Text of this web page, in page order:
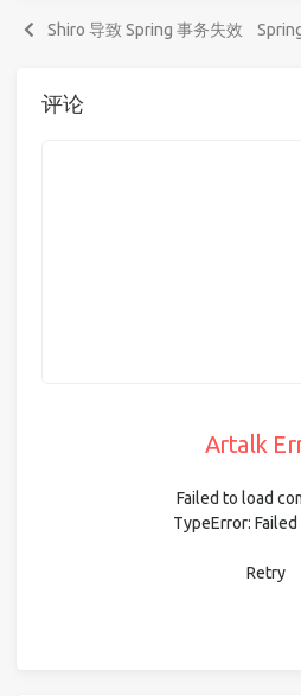
Shiro 导致 Spring 事务失效
评论
Artalk
Failed to load
TypeError:
Retry